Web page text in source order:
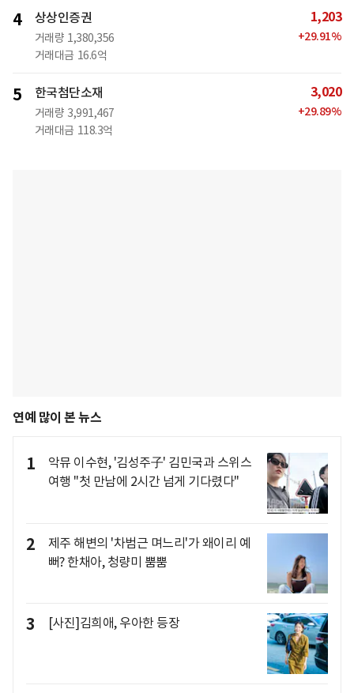
4 상상인증권
거래량 1,380,356
거래대금 16.6억
1,203
+29.91%
5 한국첨단소재
거래량 3,991,467
거래대금 118.3억
3,020
+29.89%
연예 많이 본 뉴스
1
악뮤 이수현, '김성주子' 김민국과 스위스
여행 "첫 만남에 2시간 넘게 기다렸다"
2
제주 해변의 '차범근 며느리'가 왜이리 예
뻐? 한채아, 청량미 뿜뿜
3 [사진]김희애, 우아한 등장